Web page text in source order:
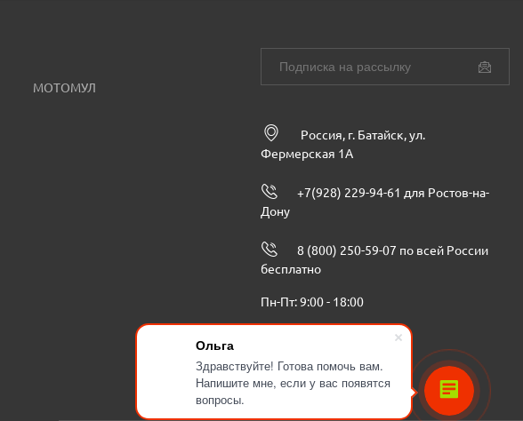
Ольга
Здравствуйте! Готова помочь вам.
Напишите мне, если у вас появятся
вопросы.
МОТОМУЛ
Россия, г. Батайск, ул.
Фермерская 1А
+7(928) 229-94-61 для Ростов-на-
Дону
8 (800) 250-59-07 по всей России
бесплатно
Пн-Пт: 9:00 - 18:00
info@ugbenzoteh.ru